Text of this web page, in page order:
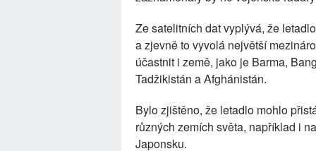
Ze satelitních dat vyplývá, že
a zjevně to vyvolá největší
účastnit i země, jako je Barma,
Tadžikistán a Afghánistán.
Bylo zjištěno, že letadlo mohlo
různých zemích světa, například i
Japonsku.